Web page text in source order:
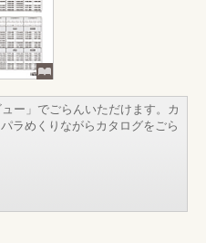
ー」でごらんいただけます。カ
ラめくりながらカタログをごら